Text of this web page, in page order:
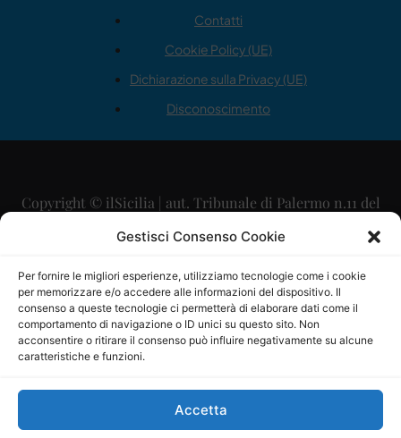
Gestisci Consenso Cookie
Per fornire le migliori esperienze, utilizziamo tecnologie come i cookie
per memorizzare e/o accedere alle informazioni del dispositivo. Il
consenso a queste tecnologie ci permetterà di elaborare dati come il
comportamento di navigazione o ID unici su questo sito. Non
acconsentire o ritirare il consenso può influire negativamente su alcune
caratteristiche e funzioni.
Accetta
Contatti
Cookie Policy (UE)
Dichiarazione sulla Privacy (UE)
Disconoscimento
Copyright © ilSicilia | aut. Tribunale di Palermo n.11 del
29/09/2015
Direttore Editoriale: Maurizio Scaglione
Direttore Responsabile: Maria Calabrese
P.IVA: 06334930820
Mercurio Comunicazione Società Cooperativa a r.l. è